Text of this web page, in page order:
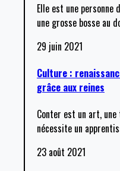
Elle est une
une grosse bosse au
29 juin 2021
Culture :
grâce aux reines
Conter est un art,
nécessite un
23 août 2021